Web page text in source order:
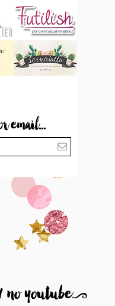
email...
no youtube9